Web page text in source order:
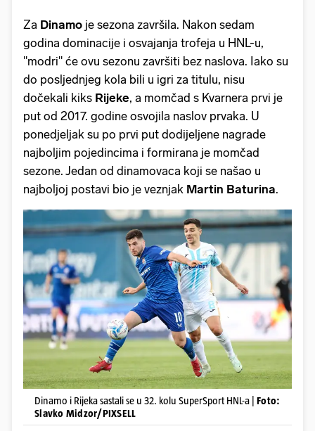
Za Dinamo je sezona završila. Nakon sedam
godina dominacije i osvajanja trofeja u HNL-u,
"modri" će ovu sezonu završiti bez naslova. Iako su
do posljednjeg kola bili u igri za titulu, nisu
dočekali kiks Rijeke, a momčad s Kvarnera prvi je
put od 2017. godine osvojila naslov prvaka. U
ponedjeljak su po prvi put dodijeljene nagrade
najboljim pojedincima i formirana je momčad
sezone. Jedan od dinamovaca koji se našao u
najboljoj postavi bio je veznjak Martin Baturina.
Dinamo i Rijeka sastali se u 32. kolu SuperSport HNL-a | Foto:
Slavko Midzor/PIXSELL